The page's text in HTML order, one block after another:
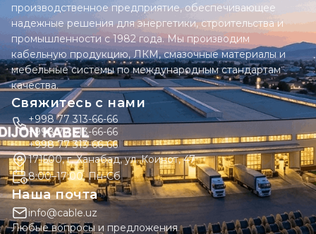
производственное предприятие, обеспечивающее
надежные решения для энергетики, строительства и
промышленности с 1982 года. Мы производим
кабельную продукцию, ЛКМ, смазочные материалы и
мебельные системы по международным стандартам
качества.
Свяжитесь с нами
+998 77 313-66-66
+998 77 313-66-66
+998 77 313-66-66
171500, г. Ханабад, ул. Коинот, 47
8:00–17:00, Пн-Сб
Наша почта
info@cable.uz
Любые вопросы и предложения